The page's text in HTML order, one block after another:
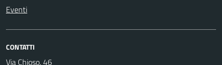
Eventi
CONTATTI
Via Chioso, 46